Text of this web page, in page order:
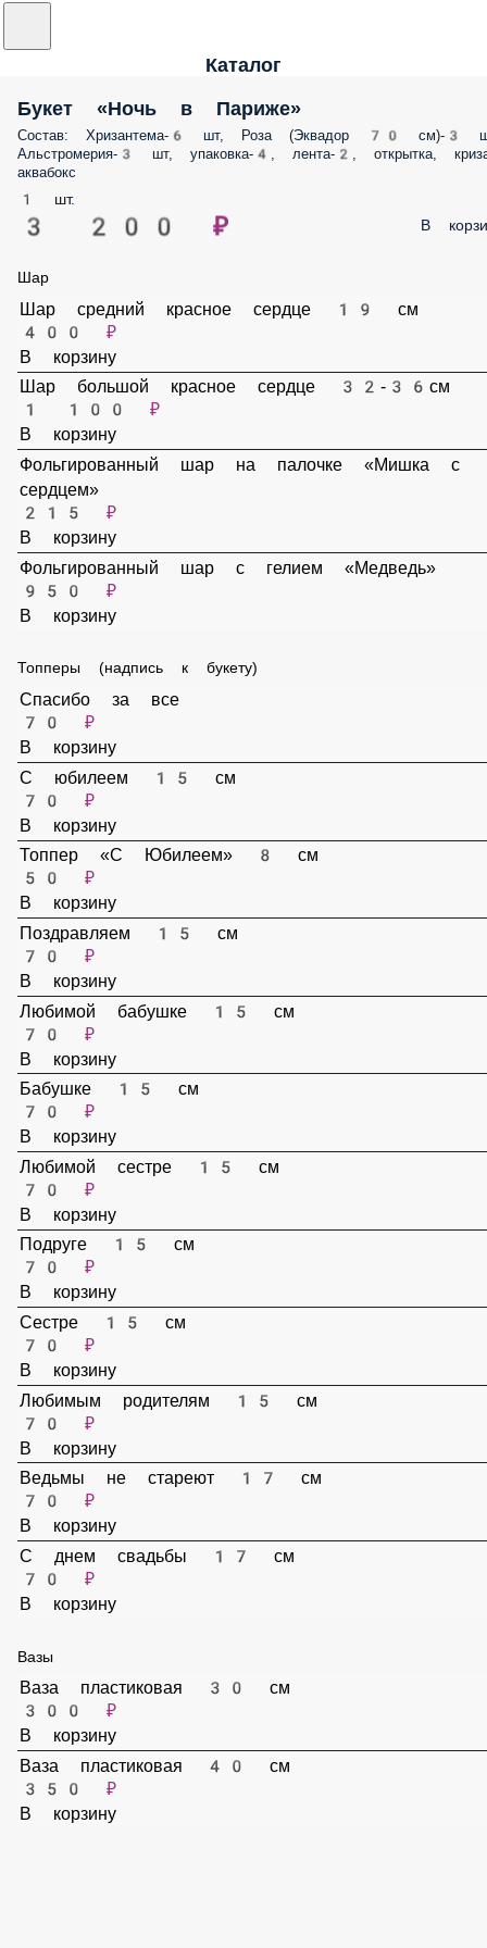
Каталог
Букет «Ночь в Париже»
Состав: Хризантема-6 шт, Роза (Эквадор 70 см)-3 шт, Альстромерия-3
шт, упаковка-4, лента-2, открытка, кризал, аквабокс
1 шт.
3 200 ₽
Шар средний красное сердце 19 см
400 ₽
Шар большой красное сердце 32-36см
В корзину
Фольгированный шар на палочке «Мишка с сердцем»
215 ₽
В корзину
Фольгированный шар с гелием «Медведь»
950 ₽
Топперы (надпись к букету)
Спасибо за все
70 ₽
В корзину
С юбилеем 15 см
70 ₽
В корзину
Топпер «С Юбилеем» 8 см
50 ₽
В корзину
Поздравляем 15 см
70 ₽
В корзину
Любимой бабушке 15 см
70 ₽
В корзину
Бабушке 15 см
70 ₽
В корзину
70 ₽
В корзину
Подруге 15 см
70 ₽
В корзину
Сестре 15 см
70 ₽
В корзину
Любимым родителям 15 см
70 ₽
В корзину
Ведьмы не стареют 17 см
70 ₽